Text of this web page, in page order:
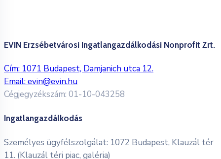
EVIN Erzsébetvárosi Ingatlangazdálkodási Nonprofit Zrt.
Cím: 1071 Budapest, Damjanich utca 12.
Email:evin@evin.hu
Cégjegyzékszám: 01-10-043258
Ingatlangazdálkodás
Személyes ügyfélszolgálat: 1072 Budapest, Klauzál tér
11. (Klauzál téri piac, galéria)